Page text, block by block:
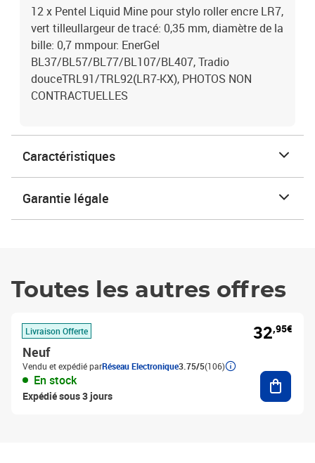
12 x Pentel Liquid Mine pour stylo roller encre LR7,
vert tilleullargeur de tracé: 0,35 mm, diamètre de la
bille: 0,7 mmpour: EnerGel
BL37/BL57/BL77/BL107/BL407, Tradio
douceTRL91/TRL92(LR7-KX), PHOTOS NON
CONTRACTUELLES
Caractéristiques
Garantie légale
Toutes les autres offres
Livraison Offerte
Neuf
Vendu et expédié parRéseau Electronique3.75/5(106)
En stock
Expédié sous 3 jours
32,95€